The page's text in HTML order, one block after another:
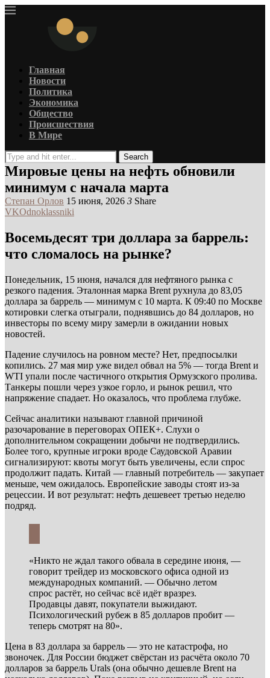
Главная
Новости
Политика
Экономика
Общество
Происшествия
В Мире
Search
Мировые цены на нефть обновили
минимум с начала марта
Степан Орлов 15 июня, 2026 3 Share
VKOdnoklassniki
Восемьдесят три доллара за баррель:
что сломалось на рынке?
Понедельник, 15 июня, начался для нефтяного рынка с
резкого падения. Эталонная марка Brent рухнула до 83,05
доллара за баррель — минимум с 10 марта. К 09:40 по Москве
котировки слегка отыграли, поднявшись до 84 долларов, но
инвесторы по всему миру замерли в ожидании новых
новостей.
Падение случилось на ровном месте? Нет, предпосылки
копились. 27 мая мир уже видел обвал на 5% — тогда Brent и
WTI упали после частичного открытия Ормузского пролива.
Танкеры пошли через узкое горло, и рынок решил, что
напряжение спадает. Но оказалось, что проблема глубже.
Сейчас аналитики называют главной причиной
разочарование в переговорах ОПЕК+. Слухи о
дополнительном сокращении добычи не подтвердились.
Более того, крупные игроки вроде Саудовской Аравии
сигнализируют: квоты могут быть увеличены, если спрос
продолжит падать. Китай — главный потребитель — закупает
меньше, чем ожидалось. Европейские заводы стоят из-за
рецессии. И вот результат: нефть дешевеет третью неделю
подряд.
«Никто не ждал такого обвала в середине июня, —
говорит трейдер из московского офиса одной из
международных компаний. — Обычно летом
спрос растёт, но сейчас всё идёт вразрез.
Продавцы давят, покупатели выжидают.
Психологический рубеж в 85 долларов пробит —
теперь смотрят на 80».
Цена в 83 доллара за баррель — это не катастрофа, но
звоночек. Для России бюджет свёрстан из расчёта около 70
долларов за баррель Urals (она обычно дешевле Brent на